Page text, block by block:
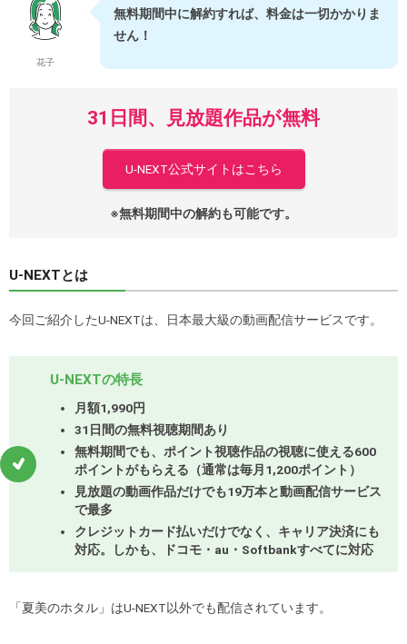
花子
無料期間中に解約すれば、料金は一切かかりま
せん！
31日間、見放題作品が無料
U-NEXT公式サイトはこちら
※無料期間中の解約も可能です。
U-NEXTとは
今回ご紹介したU-NEXTは、日本最大級の動画配信サービスです。
U-NEXTの特長
月額1,990円
31日間の無料視聴期間あり
無料期間でも、ポイント視聴作品の視聴に使える600
ポイントがもらえる（通常は毎月1,200ポイント）
見放題の動画作品だけでも19万本と動画配信サービス
で最多
クレジットカード払いだけでなく、キャリア決済にも
対応。しかも、ドコモ・au・Softbankすべてに対応
「夏美のホタル」はU-NEXT以外でも配信されています。